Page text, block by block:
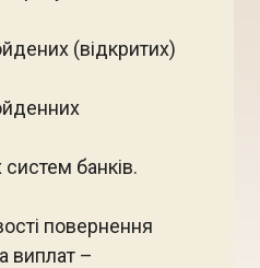
(відкритих)
систем банків.
повернення
виплат –